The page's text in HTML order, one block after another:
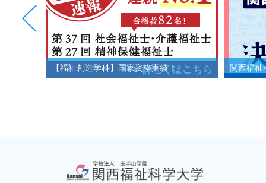
【福祉創造学科】国家資格実績！
関西福祉